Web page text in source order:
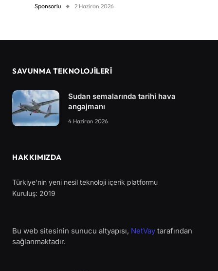
Sponsorlu 2 Haziran 2026
SAVUNMA TEKNOLOJİLERİ
Sudan semalarında tarihi hava
angajmanı
4 Haziran 2026
HAKKIMIZDA
Türkiye'nin yeni nesil teknoloji içerik platformu
Kuruluş: 2019
Bu web sitesinin sunucu altyapısı, NetVay tarafından
sağlanmaktadır.